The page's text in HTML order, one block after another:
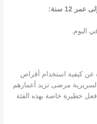
عن كيفية استخدام أقراص
مرضى تزيد أعمارهم
فعل خطيرة خاصة بهذه الفئة